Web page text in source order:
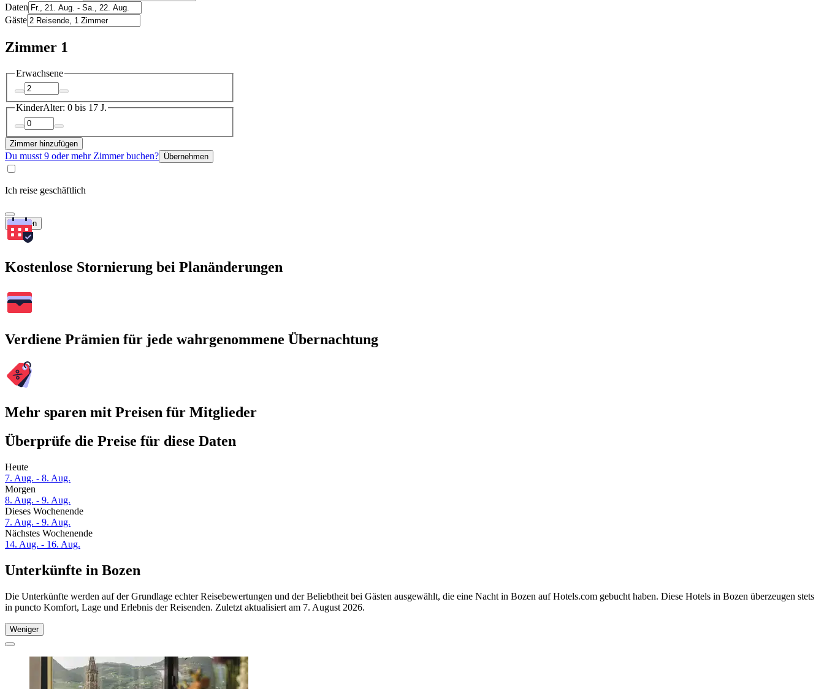
Daten
Gäste
Zimmer 1
Erwachsene
KinderAlter: 0 bis 17 J.
Zimmer hinzufügen
Du musst 9 oder mehr Zimmer buchen? Übernehmen
Ich reise geschäftlich
Suchen
Kostenlose Stornierung bei Planänderungen
Verdiene Prämien für jede wahrgenommene Übernachtung
Mehr sparen mit Preisen für Mitglieder
Überprüfe die Preise für diese Daten
Heute
7. Aug. - 8. Aug.
Morgen
8. Aug. - 9. Aug.
Dieses Wochenende
7. Aug. - 9. Aug.
Nächstes Wochenende
14. Aug. - 16. Aug.
Unterkünfte in Bozen
Die Unterkünfte werden auf der Grundlage echter Reisebewertungen und der Beliebtheit bei Gästen ausgewählt, die eine Nacht in Bozen auf Hotels.com gebucht haben. Diese Hotels in Bozen überzeugen stets
in puncto Komfort, Lage und Erlebnis der Reisenden. Zuletzt aktualisiert am 7. August 2026.
Weniger